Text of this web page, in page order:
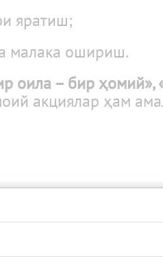
яратиш;
малака ошириш.
оила – бир ҳомий»,
акциялар ҳам